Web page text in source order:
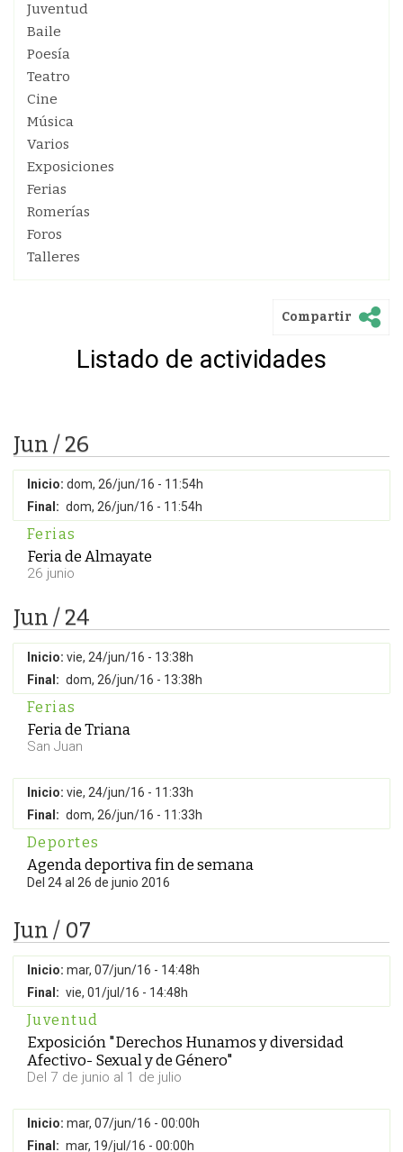
Juventud
Baile
Poesía
Teatro
Cine
Música
Varios
Exposiciones
Ferias
Romerías
Foros
Talleres
Compartir
Listado de actividades
Jun / 26
Inicio: dom, 26/jun/16 - 11:54h
Final: dom, 26/jun/16 - 11:54h
Ferias
Feria de Almayate
26 junio
Jun / 24
Inicio: vie, 24/jun/16 - 13:38h
Final: dom, 26/jun/16 - 13:38h
Ferias
Feria de Triana
San Juan
Inicio: vie, 24/jun/16 - 11:33h
Final: dom, 26/jun/16 - 11:33h
Deportes
Agenda deportiva fin de semana
Del 24 al 26 de junio 2016
Jun / 07
Inicio: mar, 07/jun/16 - 14:48h
Final: vie, 01/jul/16 - 14:48h
Juventud
Exposición "Derechos Hunamos y diversidad
Afectivo- Sexual y de Género"
Del 7 de junio al 1 de julio
Inicio: mar, 07/jun/16 - 00:00h
Final: mar, 19/jul/16 - 00:00h